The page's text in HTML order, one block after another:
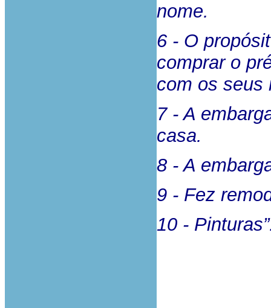
nome.
6 - O
comprar o
com os seus
7 - A
casa.
8 - A
9 - Fez
10 -